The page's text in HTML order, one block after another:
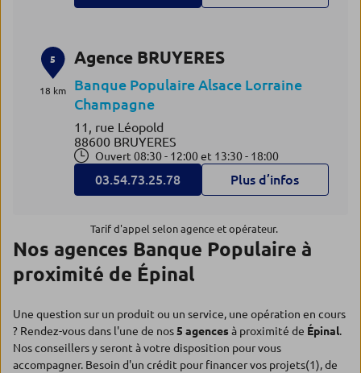
5
18 km
Agence BRUYERES
Banque Populaire Alsace Lorraine
Champagne
11, rue Léopold
88600 BRUYERES
Ouvert 08:30 - 12:00 et 13:30 - 18:00
03.54.73.25.78 Plus d’infos
Tarif d'appel selon agence et opérateur.
Nos agences Banque Populaire à
proximité de Épinal
Une question sur un produit ou un service, une opération en cours
? Rendez-vous dans l'une de nos5 agencesà proximité de Épinal.
Nos conseillers y seront à votre disposition pour vous
accompagner. Besoin d'un crédit pour financer vos projets(1), de